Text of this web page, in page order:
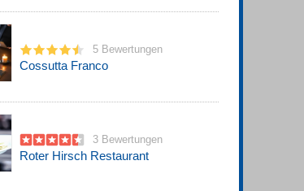
5 Bewertungen
Cossutta Franco
3 Bewertungen
Roter Hirsch Restaurant